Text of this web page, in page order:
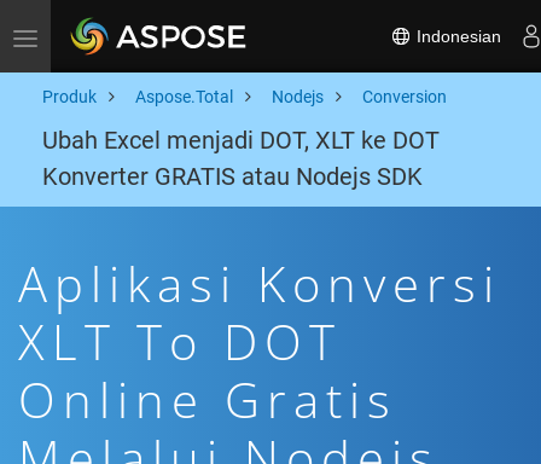
Toggle navigation Indonesian
Produk Aspose.Total Nodejs Conversion
Ubah Excel menjadi DOT, XLT ke DOT
Konverter GRATIS atau Nodejs SDK
Aplikasi Konversi
XLT To DOT
Online Gratis